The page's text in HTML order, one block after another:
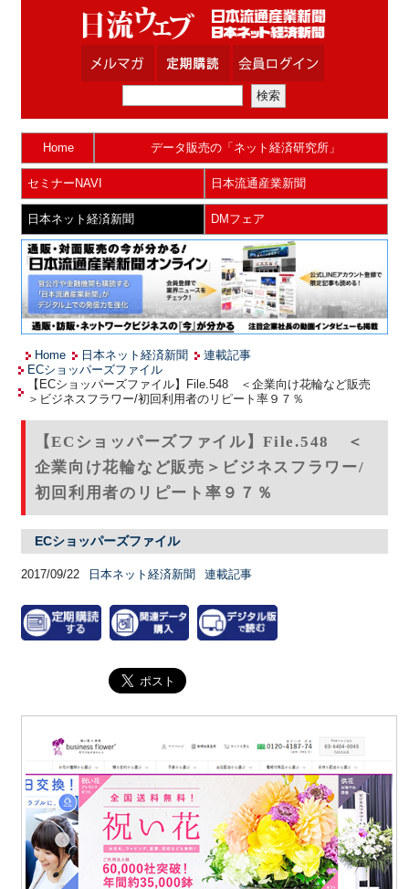
Home データ販売の「ネット経済研究所」
セミナーNAVI 日本流通産業新聞
日本ネット経済新聞 DMフェア
Home 日本ネット経済新聞
連載記事
ECショッパーズファイル
【ECショッパーズファイル】File.548 ＜企業向け花輪など販売
＞ビジネスフラワー/初回利用者のリピート率９７％
【ECショッパーズファイル】File.548 ＜
企業向け花輪など販売＞ビジネスフラワー/
初回利用者のリピート率９７％
ECショッパーズファイル
2017/09/22 日本ネット経済新聞 連載記事